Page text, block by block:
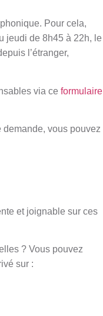
Pour cela,
jeudi de 8h45 à 22h, le
l’étranger,
via ce formulaire
demande, vous pouvez
et joignable sur ces
? Vous pouvez
sur :